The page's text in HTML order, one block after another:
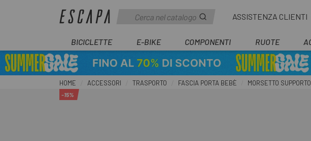
ASSISTENZA CLIENTI
BICICLETTE E-BIKE COMPONENTI RUOTE
HOME ACCESSORI TRASPORTO FASCIA PORTA BEBÈ MORSETTO
-15%